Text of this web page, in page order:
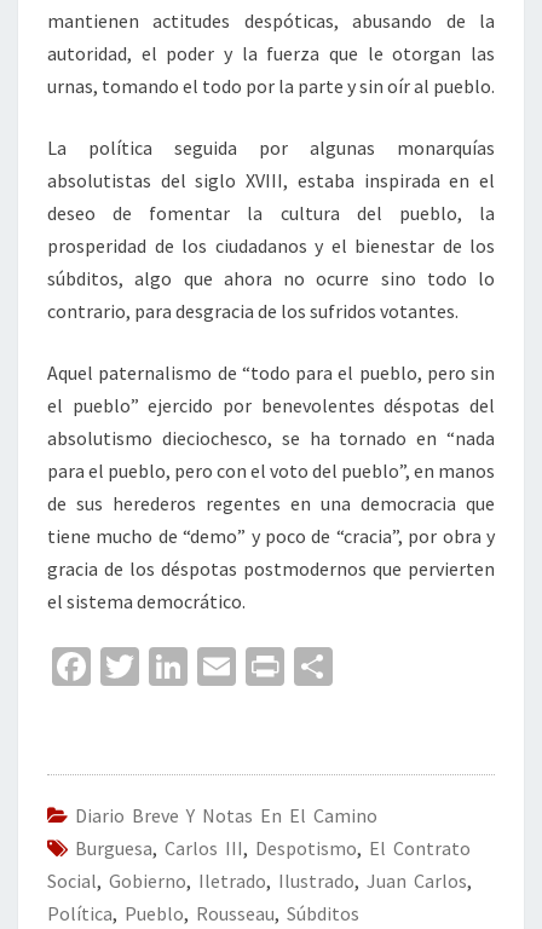
mantienen actitudes despóticas, abusando de la
autoridad, el poder y la fuerza que le otorgan las
urnas, tomando el todo por la parte y sin oír al pueblo.
La política seguida por algunas monarquías
absolutistas del siglo XVIII, estaba inspirada en el
deseo de fomentar la cultura del pueblo, la
prosperidad de los ciudadanos y el bienestar de los
súbditos, algo que ahora no ocurre sino todo lo
contrario, para desgracia de los sufridos votantes.
Aquel paternalismo de “todo para el pueblo, pero sin
el pueblo” ejercido por benevolentes déspotas del
absolutismo dieciochesco, se ha tornado en “nada
para el pueblo, pero con el voto del pueblo”, en manos
de sus herederos regentes en una democracia que
tiene mucho de “demo” y poco de “cracia”, por obra y
gracia de los déspotas postmodernos que pervierten
el sistema democrático.
Fa
o
o
k
T
er
Li
dI
n
E
l
Pr
p
ar
tir
Diario Breve Y Notas En El Camino
Burguesa, Carlos III, Despotismo, El Contrato
Social, Gobierno, Iletrado, Ilustrado, Juan Carlos,
Política, Pueblo, Rousseau, Súbditos